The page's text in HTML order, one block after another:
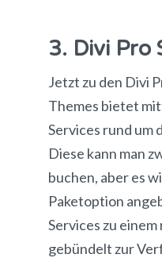
3. Divi Pro
Jetzt zu den Divi
Themes bietet
Services rund um
Diese kann man
buchen, aber es
Paketoption
Services zu
gebündelt zur